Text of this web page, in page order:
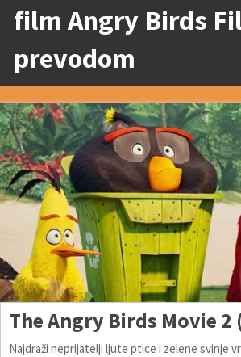
film Angry Birds
prevodom
The Angry Birds Movie 2
Najdraži neprijatelji ljute ptice i zelene svinje